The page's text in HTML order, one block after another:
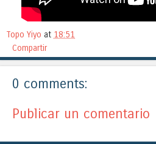
Topo Yiyo at 18:51
Compartir
0 comments:
Publicar un comentario